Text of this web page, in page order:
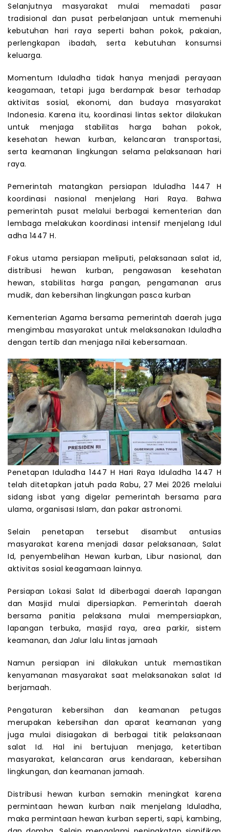
Selanjutnya masyarakat mulai memadati pasar
tradisional dan pusat perbelanjaan untuk memenuhi
kebutuhan hari raya seperti bahan pokok, pakaian,
perlengkapan ibadah, serta kebutuhan konsumsi
keluarga.
Momentum Iduladha tidak hanya menjadi perayaan
keagamaan, tetapi juga berdampak besar terhadap
aktivitas sosial, ekonomi, dan budaya masyarakat
Indonesia. Karena itu, koordinasi lintas sektor dilakukan
untuk menjaga stabilitas harga bahan pokok,
kesehatan hewan kurban, kelancaran transportasi,
serta keamanan lingkungan selama pelaksanaan hari
raya.
Pemerintah matangkan persiapan Iduladha 1447 H
koordinasi nasional menjelang Hari Raya. Bahwa
pemerintah pusat melalui berbagai kementerian dan
lembaga melakukan koordinasi intensif menjelang Idul
adha 1447 H.
Fokus utama persiapan meliputi, pelaksanaan salat id,
distribusi hewan kurban, pengawasan kesehatan
hewan, stabilitas harga pangan, pengamanan arus
mudik, dan kebersihan lingkungan pasca kurban
Kementerian Agama bersama pemerintah daerah juga
mengimbau masyarakat untuk melaksanakan Iduladha
dengan tertib dan menjaga nilai kebersamaan.
Penetapan Iduladha 1447 H Hari Raya Iduladha 1447 H
telah ditetapkan jatuh pada Rabu, 27 Mei 2026 melalui
sidang isbat yang digelar pemerintah bersama para
ulama, organisasi Islam, dan pakar astronomi.
Selain penetapan tersebut disambut antusias
masyarakat karena menjadi dasar pelaksanaan, Salat
Id, penyembelihan Hewan kurban, Libur nasional, dan
aktivitas sosial keagamaan lainnya.
Persiapan Lokasi Salat Id diberbagai daerah lapangan
dan Masjid mulai dipersiapkan. Pemerintah daerah
bersama panitia pelaksana mulai mempersiapkan,
lapangan terbuka, masjid raya, area parkir, sistem
keamanan, dan Jalur lalu lintas jamaah
Namun persiapan ini dilakukan untuk memastikan
kenyamanan masyarakat saat melaksanakan salat Id
berjamaah.
Pengaturan kebersihan dan keamanan petugas
merupakan kebersihan dan aparat keamanan yang
juga mulai disiagakan di berbagai titik pelaksanaan
salat Id. Hal ini bertujuan menjaga, ketertiban
masyarakat, kelancaran arus kendaraan, kebersihan
lingkungan, dan keamanan jamaah.
Distribusi hewan kurban semakin meningkat karena
permintaan hewan kurban naik menjelang Iduladha,
maka permintaan hewan kurban seperti, sapi, kambing,